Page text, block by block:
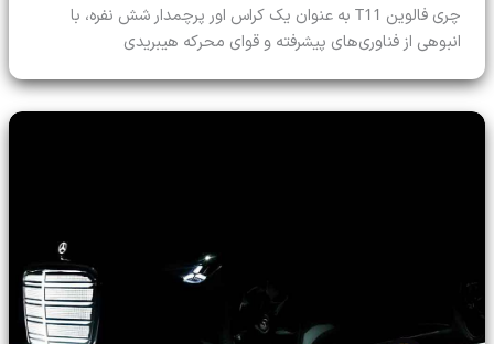
چری فالوین T11به عنوان یک کراس اور پرچمدار شش نفره، با
انبوهی از فناوری‌های پیشرفته و قوای محرکه هیبریدی